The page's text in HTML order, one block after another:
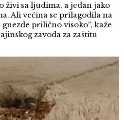
živi sa ljudima, a jedan jako
Ali većina se prilagodila na
prilično visoko“, kaže
zavoda za zaštitu